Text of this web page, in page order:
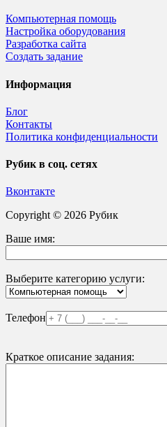
Компьютерная помощь
Настройка оборудования
Разработка сайта
Создать задание
Информация
Блог
Контакты
Политика конфиденциальности
Рубик в соц. сетях
Вконтакте
Copyright © 2026 Рубик
Ваше имя:
Выберите категорию услуги:
Телефон
Краткое описание задания: